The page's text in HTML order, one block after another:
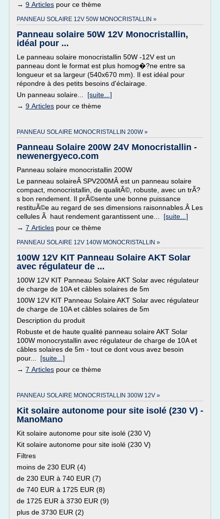
→ 9 Articles pour ce thème
PANNEAU SOLAIRE 12V 50W MONOCRISTALLIN »
Panneau solaire 50W 12V Monocristallin,
idéal pour ...
Le panneau solaire monocristallin 50W -12V est un
panneau dont le format est plus homog�?ne entre sa
longueur et sa largeur (540x670 mm). Il est idéal pour
répondre à des petits besoins d'éclairage.
Un panneau solaire... [suite...]
→ 9 Articles pour ce thème
PANNEAU SOLAIRE MONOCRISTALLIN 200W »
Panneau Solaire 200W 24V Monocristallin -
newenergyeco.com
Panneau solaire monocristallin 200W
Le panneau solaireÂ SPV200MÂ est un panneau solaire
compact, monocristallin, de qualitÃ©, robuste, avec un trÃ?
s bon rendement. Il prÃ©sente une bonne puissance
restituÃ©e au regard de ses dimensions raisonnables.Â Les
cellules Ã haut rendement garantissent une... [suite...]
→ 7 Articles pour ce thème
PANNEAU SOLAIRE 12V 140W MONOCRISTALLIN »
100W 12V KIT Panneau Solaire AKT Solar
avec régulateur de ...
100W 12V KIT Panneau Solaire AKT Solar avec régulateur
de charge de 10A et câbles solaires de 5m
100W 12V KIT Panneau Solaire AKT Solar avec régulateur
de charge de 10A et câbles solaires de 5m
Description du produit
Robuste et de haute qualité panneau solaire AKT Solar
100W monocrystallin avec régulateur de charge de 10A et
câbles solaires de 5m - tout ce dont vous avez besoin
pour... [suite...]
→ 7 Articles pour ce thème
PANNEAU SOLAIRE MONOCRISTALLIN 300W 12V »
Kit solaire autonome pour site isolé (230 V) -
ManoMano
Kit solaire autonome pour site isolé (230 V)
Kit solaire autonome pour site isolé (230 V)
Filtres
moins de 230 EUR (4)
de 230 EUR à 740 EUR (7)
de 740 EUR à 1725 EUR (8)
de 1725 EUR à 3730 EUR (9)
plus de 3730 EUR (2)